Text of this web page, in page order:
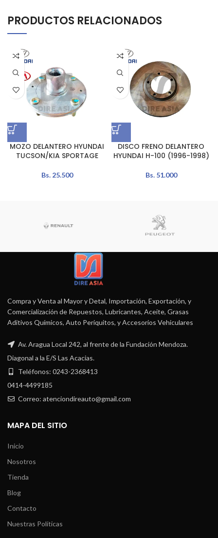
PRODUCTOS RELACIONADOS
MOZO DELANTERO HYUNDAI
TUCSON/KIA SPORTAGE
Bs.25.500
DISCO FRENO DELANTERO
HYUNDAI H-100 (1996-1998)
Bs.51.000
Compra y Venta al Mayor y Detal, Importación, Exportación, y
Comercialización de Repuestos, Lubricantes, Aceite, Grasas
Aditivos Químicos, Auto Periquitos, y Accesorios Vehiculares
Av. Aragua Local 242, al frente de la Fundación Mendoza.
Diagonal a la E/S Las Acacias.
Teléfonos: 0243-2368413
0414-4499185
Correo: atenciondireauto@gmail.com
MAPA DEL SITIO
Inicio
Nosotros
Tienda
Blog
Contacto
Nuestras Políticas